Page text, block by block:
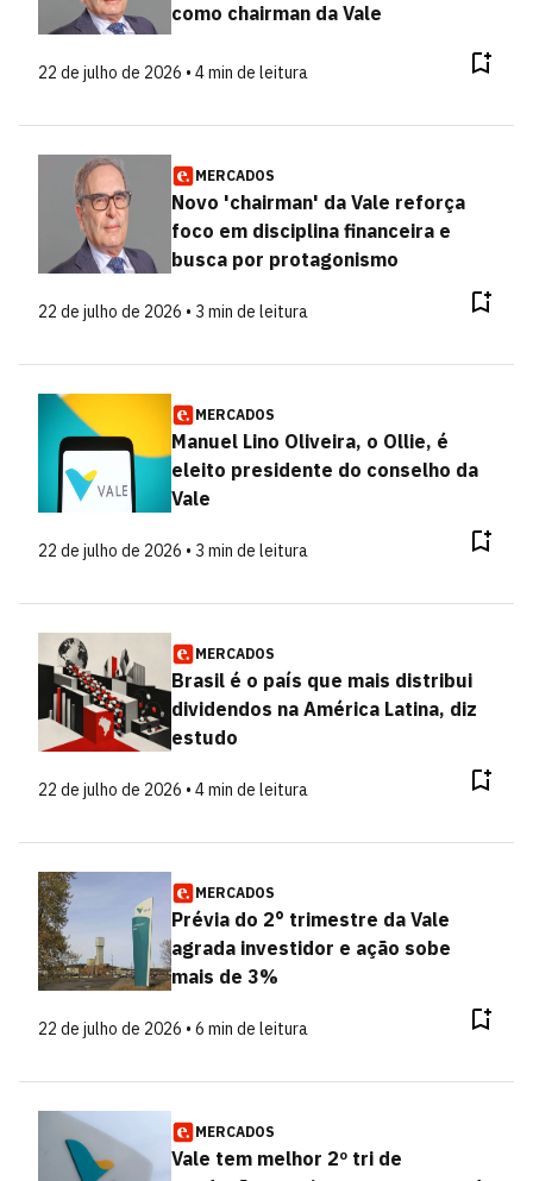
como chairman da Vale
22 de julho de 2026 • 4 min de leitura
MERCADOS
Novo 'chairman' da Vale reforça
foco em disciplina financeira e
busca por protagonismo
22 de julho de 2026 • 3 min de leitura
MERCADOS
Manuel Lino Oliveira, o Ollie, é
eleito presidente do conselho da
Vale
22 de julho de 2026 • 3 min de leitura
MERCADOS
Brasil é o país que mais distribui
dividendos na América Latina, diz
estudo
22 de julho de 2026 • 4 min de leitura
MERCADOS
Prévia do 2° trimestre da Vale
agrada investidor e ação sobe
mais de 3%
22 de julho de 2026 • 6 min de leitura
MERCADOS
Vale tem melhor 2º tri de